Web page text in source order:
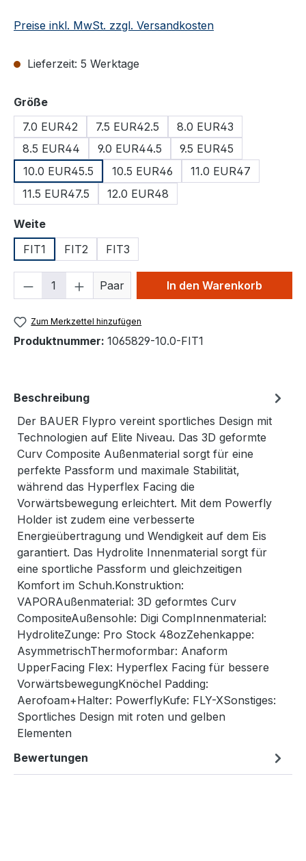
Preise inkl. MwSt. zzgl. Versandkosten
Lieferzeit: 5 Werktage
Größeauswählen
7.0 EUR42
7.5 EUR42.5
8.0 EUR43
8.5 EUR44
9.0 EUR44.5
9.5 EUR45
10.0 EUR45.5
10.5 EUR46
11.0 EUR47
11.5 EUR47.5
12.0 EUR48
Weiteauswählen
FIT1
FIT2 FIT3
Produkt Anzahl: Gib den
Paar In den Warenkorb
Zum Merkzettel hinzufügen
Produktnummer: 1065829-10.0-FIT1
Beschreibung
Der BAUER Flypro vereint sportliches Design mit
Technologien auf Elite Niveau. Das 3D geformte
Curv Composite Außenmaterial sorgt für eine
perfekte Passform und maximale Stabilität,
während das Hyperflex Facing die
Vorwärtsbewegung erleichtert. Mit dem Powerfly
Holder ist zudem eine verbesserte
Energieübertragung und Wendigkeit auf dem Eis
garantiert. Das Hydrolite Innenmaterial sorgt für
eine sportliche Passform und gleichzeitigen
Komfort im Schuh.Konstruktion:
VAPORAußenmaterial: 3D geformtes Curv
CompositeAußensohle: Digi CompInnenmaterial:
HydroliteZunge: Pro Stock 48ozZehenkappe:
AsymmetrischThermoformbar: Anaform
UpperFacing Flex: Hyperflex Facing für bessere
VorwärtsbewegungKnöchel Padding:
Aerofoam+Halter: PowerflyKufe: FLY-XSonstiges:
Sportliches Design mit roten und gelben
Elementen
Bewertungen